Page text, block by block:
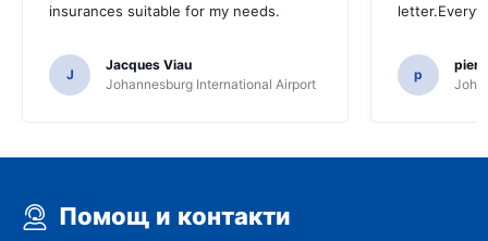
insurances suitable for my needs.
J
Jacques Viau
Johannesburg International Airport
p
Помощ и контакти